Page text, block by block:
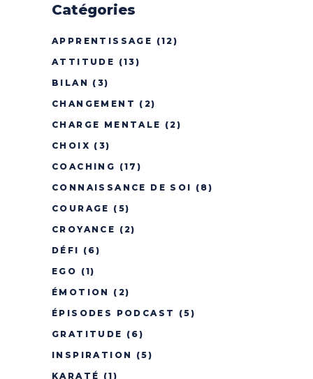
Catégories
APPRENTISSAGE (12)
ATTITUDE (13)
BILAN (3)
CHANGEMENT (2)
CHARGE MENTALE (2)
CHOIX (3)
COACHING (17)
CONNAISSANCE DE SOI (8)
COURAGE (5)
CROYANCE (2)
DÉFI (6)
EGO (1)
ÉMOTION
(2)
ÉPISODES PODCAST
(5)
GRATITUDE (6)
INSPIRATION
(5)
KARATÉ (1)